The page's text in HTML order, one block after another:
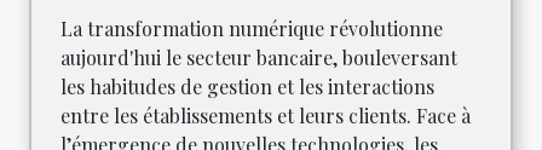
La transformation numérique révolutionne
aujourd'hui le secteur bancaire, bouleversant
les habitudes de gestion et les interactions
entre les établissements et leurs clients. Face à
l’émergence de nouvelles technologies, les